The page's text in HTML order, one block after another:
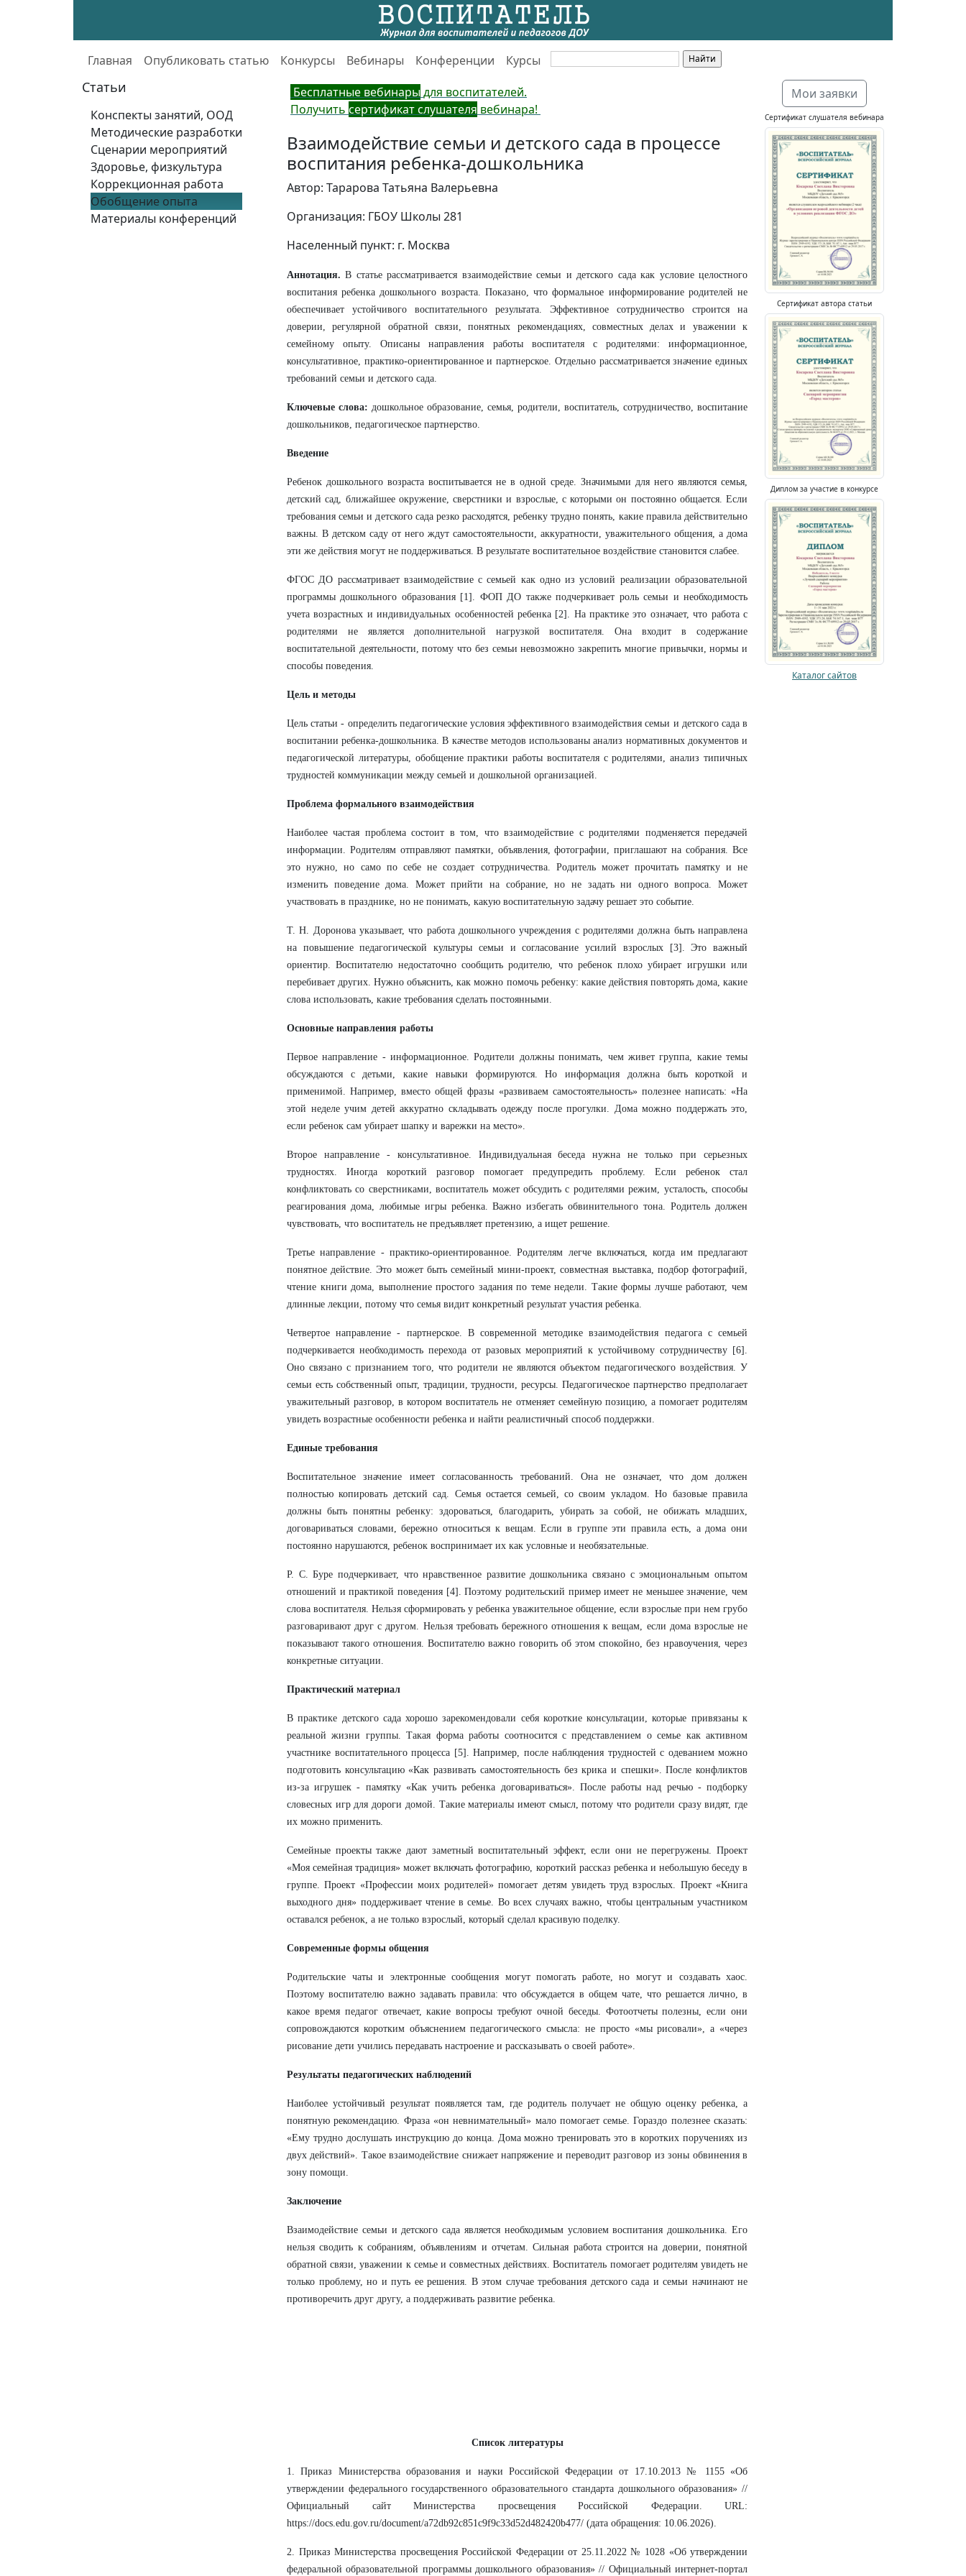
Главная Опубликовать статью Конкурсы Вебинары Конференции Курсы
Статьи
Конспекты занятий, ООД
Методические разработки
Сценарии мероприятий
Здоровье, физкультура
Коррекционная работа
Обобщение опыта
Материалы конференций
Бесплатные вебинарыдля воспитателей.
Получить сертификат слушателя вебинара!
Взаимодействие семьи и детского сада в процессе
воспитания ребенка-дошкольника
Автор: Тарарова Татьяна Валерьевна
Организация: ГБОУ Школы 281
Населенный пункт: г. Москва
Аннотация.В статье рассматривается взаимодействие семьи и детского сада как условие целостного
воспитания ребенка дошкольного возраста. Показано, что формальное информирование родителей не
обеспечивает устойчивого воспитательного результата. Эффективное сотрудничество строится на
доверии, регулярной обратной связи, понятных рекомендациях, совместных делах и уважении к
семейному опыту. Описаны направления работы воспитателя с родителями: информационное,
консультативное, практико-ориентированное и партнерское. Отдельно рассматривается значение единых
требований семьи и детского сада.
Ключевые слова: дошкольное образование, семья, родители, воспитатель, сотрудничество, воспитание
дошкольников, педагогическое партнерство.
Введение
Ребенок дошкольного возраста воспитывается не в одной среде. Значимыми для него являются семья,
детский сад, ближайшее окружение, сверстники и взрослые, с которыми он постоянно общается. Если
требования семьи и детского сада резко расходятся, ребенку трудно понять, какие правила действительно
важны. В детском саду от него ждут самостоятельности, аккуратности, уважительного общения, а дома
эти же действия могут не поддерживаться. В результате воспитательное воздействие становится слабее.
ФГОС ДО рассматривает взаимодействие с семьей как одно из условий реализации образовательной
программы дошкольного образования [1]. ФОП ДО также подчеркивает роль семьи и необходимость
учета возрастных и индивидуальных особенностей ребенка [2]. На практике это означает, что работа с
родителями не является дополнительной нагрузкой воспитателя. Она входит в содержание
воспитательной деятельности, потому что без семьи невозможно закрепить многие привычки, нормы и
способы поведения.
Цель и методы
Цель статьи - определить педагогические условия эффективного взаимодействия семьи и детского сада в
воспитании ребенка-дошкольника. В качестве методов использованы анализ нормативных документов и
педагогической литературы, обобщение практики работы воспитателя с родителями, анализ типичных
трудностей коммуникации между семьей и дошкольной организацией.
Проблема формального взаимодействия
Наиболее частая проблема состоит в том, что взаимодействие с родителями подменяется передачей
информации. Родителям отправляют памятки, объявления, фотографии, приглашают на собрания. Все
это нужно, но само по себе не создает сотрудничества. Родитель может прочитать памятку и не
изменить поведение дома. Может прийти на собрание, но не задать ни одного вопроса. Может
участвовать в празднике, но не понимать, какую воспитательную задачу решает это событие.
Т. Н. Доронова указывает, что работа дошкольного учреждения с родителями должна быть направлена
на повышение педагогической культуры семьи и согласование усилий взрослых [3]. Это важный
ориентир. Воспитателю недостаточно сообщить родителю, что ребенок плохо убирает игрушки или
перебивает других. Нужно объяснить, как можно помочь ребенку: какие действия повторять дома, какие
слова использовать, какие требования сделать постоянными.
Основные направления работы
Первое направление - информационное. Родители должны понимать, чем живет группа, какие темы
обсуждаются с детьми, какие навыки формируются. Но информация должна быть короткой и
применимой. Например, вместо общей фразы «развиваем самостоятельность» полезнее написать: «На
этой неделе учим детей аккуратно складывать одежду после прогулки. Дома можно поддержать это,
если ребенок сам убирает шапку и варежки на место».
Второе направление - консультативное. Индивидуальная беседа нужна не только при серьезных
трудностях. Иногда короткий разговор помогает предупредить проблему. Если ребенок стал
конфликтовать со сверстниками, воспитатель может обсудить с родителями режим, усталость, способы
реагирования дома, любимые игры ребенка. Важно избегать обвинительного тона. Родитель должен
чувствовать, что воспитатель не предъявляет претензию, а ищет решение.
Третье направление - практико-ориентированное. Родителям легче включаться, когда им предлагают
понятное действие. Это может быть семейный мини-проект, совместная выставка, подбор фотографий,
чтение книги дома, выполнение простого задания по теме недели. Такие формы лучше работают, чем
длинные лекции, потому что семья видит конкретный результат участия ребенка.
Четвертое направление - партнерское. В современной методике взаимодействия педагога с семьей
подчеркивается необходимость перехода от разовых мероприятий к устойчивому сотрудничеству [6].
Оно связано с признанием того, что родители не являются объектом педагогического воздействия. У
семьи есть собственный опыт, традиции, трудности, ресурсы. Педагогическое партнерство предполагает
уважительный разговор, в котором воспитатель не отменяет семейную позицию, а помогает родителям
увидеть возрастные особенности ребенка и найти реалистичный способ поддержки.
Единые требования
Воспитательное значение имеет согласованность требований. Она не означает, что дом должен
полностью копировать детский сад. Семья остается семьей, со своим укладом. Но базовые правила
должны быть понятны ребенку: здороваться, благодарить, убирать за собой, не обижать младших,
договариваться словами, бережно относиться к вещам. Если в группе эти правила есть, а дома они
постоянно нарушаются, ребенок воспринимает их как условные и необязательные.
Р. С. Буре подчеркивает, что нравственное развитие дошкольника связано с эмоциональным опытом
отношений и практикой поведения [4]. Поэтому родительский пример имеет не меньшее значение, чем
слова воспитателя. Нельзя сформировать у ребенка уважительное общение, если взрослые при нем грубо
разговаривают друг с другом. Нельзя требовать бережного отношения к вещам, если дома взрослые не
показывают такого отношения. Воспитателю важно говорить об этом спокойно, без нравоучения, через
конкретные ситуации.
Практический материал
В практике детского сада хорошо зарекомендовали себя короткие консультации, которые привязаны к
реальной жизни группы. Такая форма работы соотносится с представлением о семье как активном
участнике воспитательного процесса [5]. Например, после наблюдения трудностей с одеванием можно
подготовить консультацию «Как развивать самостоятельность без крика и спешки». После конфликтов
из-за игрушек - памятку «Как учить ребенка договариваться». После работы над речью - подборку
словесных игр для дороги домой. Такие материалы имеют смысл, потому что родители сразу видят, где
их можно применить.
Семейные проекты также дают заметный воспитательный эффект, если они не перегружены. Проект
«Моя семейная традиция» может включать фотографию, короткий рассказ ребенка и небольшую беседу в
группе. Проект «Профессии моих родителей» помогает детям увидеть труд взрослых. Проект «Книга
выходного дня» поддерживает чтение в семье. Во всех случаях важно, чтобы центральным участником
оставался ребенок, а не только взрослый, который сделал красивую поделку.
Современные формы общения
Родительские чаты и электронные сообщения могут помогать работе, но могут и создавать хаос.
Поэтому воспитателю важно задавать правила: что обсуждается в общем чате, что решается лично, в
какое время педагог отвечает, какие вопросы требуют очной беседы. Фотоотчеты полезны, если они
сопровождаются коротким объяснением педагогического смысла: не просто «мы рисовали», а «через
рисование дети учились передавать настроение и рассказывать о своей работе».
Результаты педагогических наблюдений
Наиболее устойчивый результат появляется там, где родитель получает не общую оценку ребенка, а
понятную рекомендацию. Фраза «он невнимательный» мало помогает семье. Гораздо полезнее сказать:
«Ему трудно дослушать инструкцию до конца. Дома можно тренировать это в коротких поручениях из
двух действий». Такое взаимодействие снижает напряжение и переводит разговор из зоны обвинения в
зону помощи.
Заключение
Взаимодействие семьи и детского сада является необходимым условием воспитания дошкольника. Его
нельзя сводить к собраниям, объявлениям и отчетам. Сильная работа строится на доверии, понятной
обратной связи, уважении к семье и совместных действиях. Воспитатель помогает родителям увидеть не
только проблему, но и путь ее решения. В этом случае требования детского сада и семьи начинают не
противоречить друг другу, а поддерживать развитие ребенка.
Список литературы
1. Приказ Министерства образования и науки Российской Федерации от 17.10.2013 № 1155 «Об
утверждении федерального государственного образовательного стандарта дошкольного образования» //
Официальный сайт Министерства просвещения Российской Федерации. URL:
https://docs.edu.gov.ru/document/a72db92c851c9f9c33d52d482420b477/ (дата обращения: 10.06.2026).
2. Приказ Министерства просвещения Российской Федерации от 25.11.2022 № 1028 «Об утверждении
федеральной образовательной программы дошкольного образования» // Официальный интернет-портал
Мои заявки
Сертификат слушателя вебинара
Сертификат автора статьи
Диплом за участие в конкурсе
Каталог сайтов